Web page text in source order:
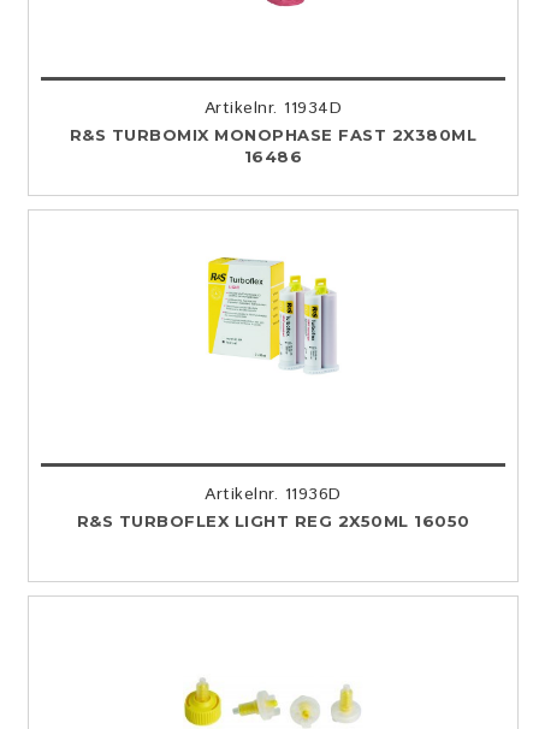
Artikelnr. 11934D
R&S TURBOMIX MONOPHASE FAST 2X380ML
16486
Artikelnr. 11936D
R&S TURBOFLEX LIGHT REG 2X50ML 16050